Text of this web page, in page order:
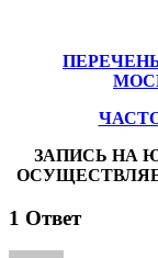
ЗАПИСЬ НА
1 Ответ